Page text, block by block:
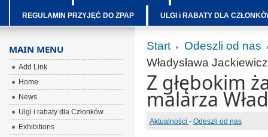
REGULAMIN PRZYJĘĆ DO ZPAP ULGI i RABATY DLA
Start
Odeszli od nas
Władysława
Z głębokim
malarza
Aktualności - Odeszli od nas
MAIN MENU
Add Link
Home
News
Ulgi i rabaty dla Członków
Exhibitions